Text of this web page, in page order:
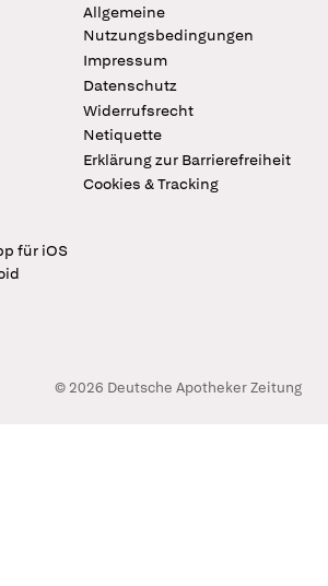
Allgemeine
Nutzungsbedingungen
Impressum
Datenschutz
Widerrufsrecht
Netiquette
Erklärung zur Barrierefreiheit
Cookies & Tracking
für iOS
© 2026 Deutsche Apotheker Zeitung